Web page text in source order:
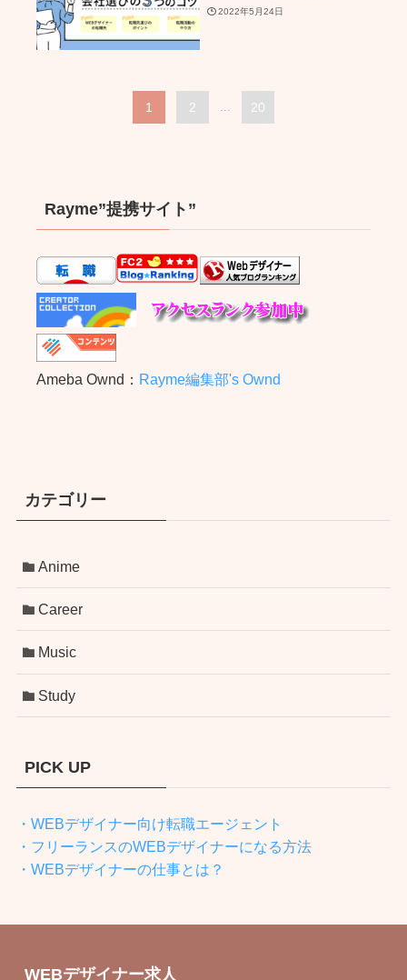
2022年5月24日
1 2 ... 20
Rayme”提携サイト”
Ameba Ownd： Rayme編集部's Ownd
カテゴリー
Anime
Career
Music
Study
PICK UP
・WEBデザイナー向け転職エージェント
・フリーランスのWEBデザイナーになる方法
・WEBデザイナーの仕事とは？
WEBデザイナー求人